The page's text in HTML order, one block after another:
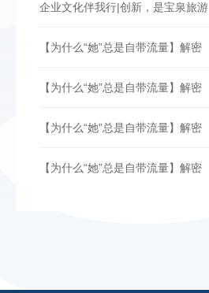
企业文化伴我行|创新，是宝泉旅游
【为什么“她”总是自带流量】解密
【为什么“她”总是自带流量】解密
【为什么“她”总是自带流量】解密
【为什么“她”总是自带流量】解密